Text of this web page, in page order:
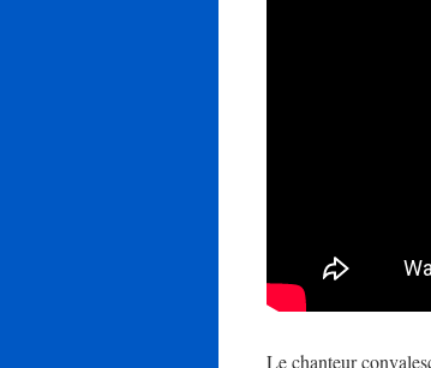
Le chanteur